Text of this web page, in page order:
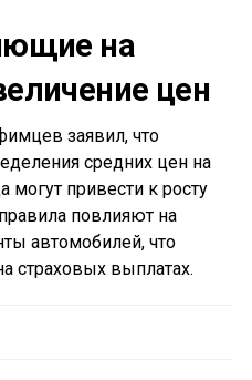
на
цен
заявил, что
средних цен на
могут привести к росту
повлияют на
автомобилей, что
страховых выплатах.